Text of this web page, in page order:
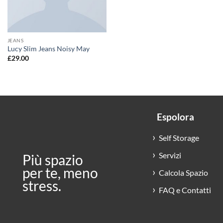
JEANS
Lucy Slim Jeans Noisy May
£29.00
Più spazio
per te, meno
stress.
Espolora
Self Storage
Servizi
Calcola Spazio
FAQ e Contatti